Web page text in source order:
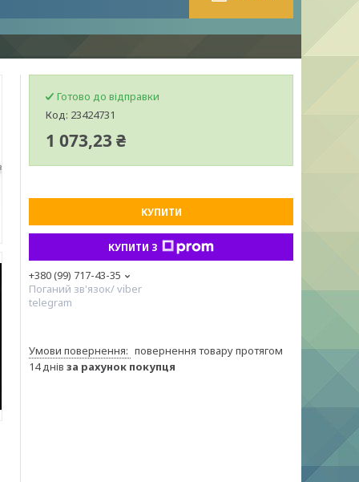
Готово до відправки
Код: 23424731
1 073,23 ₴
КУПИТИ
КУПИТИ З
+380 (99) 717-43-35
Поганий зв'язок/ viber
telegram
повернення товару протягом
14 днів за рахунок покупця